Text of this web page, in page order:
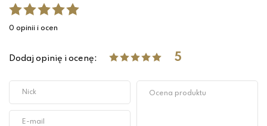
0 opinii i ocen
Dodaj opinię i ocenę: 5